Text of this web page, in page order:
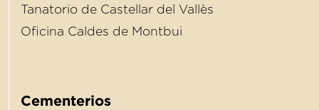
Tanatorio de Castellar del Vallès
Oﬁcina Caldes de Montbui
Cementerios